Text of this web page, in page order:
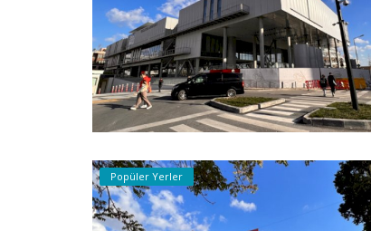
Popüler Yerler